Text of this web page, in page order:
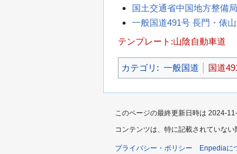
国土交通省中国地方整備
一般国道491号 長門・俵
テンプレート:山陰自動車道
カテゴリ : 一般国道 国道
このページの最終更新日時は 2024-
コンテンツは、特に記載されていない
プライバシー・ポリシー Enpediaに